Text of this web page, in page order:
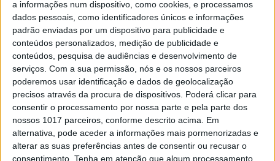
a informações num dispositivo, como cookies, e processamos
dados pessoais, como identificadores únicos e informações
padrão enviadas por um dispositivo para publicidade e
conteúdos personalizados, medição de publicidade e
conteúdos, pesquisa de audiências e desenvolvimento de
serviços. Com a sua permissão, nós e os nossos parceiros
poderemos usar identificação e dados de geolocalização
precisos através da procura de dispositivos. Poderá clicar para
consentir o processamento por nossa parte e pela parte dos
nossos 1017 parceiros, conforme descrito acima. Em
alternativa, pode aceder a informações mais pormenorizadas e
alterar as suas preferências antes de consentir ou recusar o
consentimento. Tenha em atenção que algum processamento
Grandes novidades à espreita na
Apple Worldwide Developers
Conference?
Arranca hoje um dos eventos preferidos da
Apple para mostrar grandes novidades. Na
edição deste ano, há a expetativa para o maior
anúncio de hardware da empresa, desde o Apple
Watch de 2015
Exame Informática